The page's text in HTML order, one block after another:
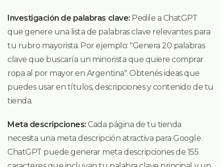
Investigación de palabras clave: Pedile a ChatGPT
que genere una lista de palabras clave relevantes para
tu rubro mayorista. Por ejemplo: "Genera 20 palabras
clave que buscaría un minorista que quiere comprar
ropa al por mayor en Argentina". Obtenés ideas que
puedes usar en títulos, descripciones y contenido de tu
tienda.
Meta descripciones: Cada página de tu tienda
necesita una meta descripción atractiva para Google.
ChatGPT puede generar meta descripciones de 155